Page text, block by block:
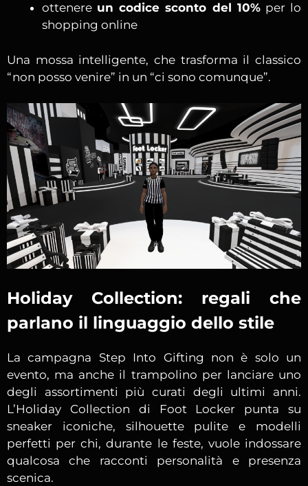
ottenere un codice sconto del 10%per lo
shopping online
Una mossa intelligente, che trasforma il classico
“non posso venire” in un “ci sono comunque”.
Holiday Collection: regali che
parlano il linguaggio dello stile
La campagna Step Into Gifting non è solo un
evento, ma anche il trampolino per lanciare uno
degli assortimenti più curati degli ultimi anni.
L’Holiday Collection di Foot Locker punta su
sneaker iconiche, silhouette pulite e modelli
perfetti per chi, durante le feste, vuole indossare
qualcosa che racconti personalità e presenza
scenica.